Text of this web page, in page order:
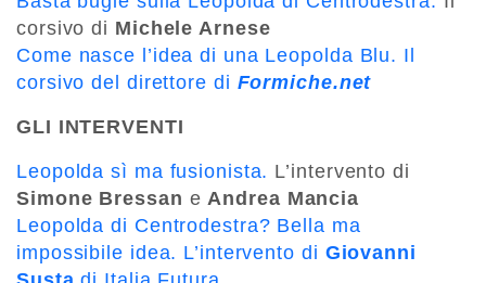
corsivo di Michele Arnese
Come nasce l’idea di una Leopolda Blu. Il
corsivo del direttore di Formiche.net
GLI INTERVENTI
Leopolda sì ma fusionista. L’intervento di
Simone Bressan eAndrea Mancia
Leopolda di Centrodestra? Bella ma
impossibile idea. L’intervento di Giovanni